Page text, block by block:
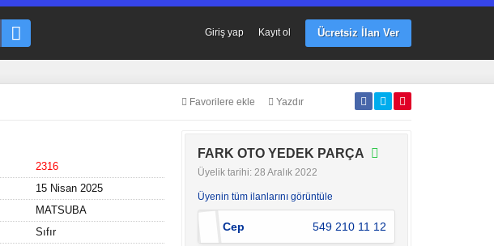
Giriş yap Kayıt ol Ücretsiz İlan Ver
Favorilere ekle Yazdır
2316
15 Nisan 2025
MATSUBA
Sıfır
FARK OTO YEDEK PARÇA
Üyelik tarihi: 28 Aralık 2022
Üyenin tüm ilanlarını görüntüle
Cep 549 210 11 12